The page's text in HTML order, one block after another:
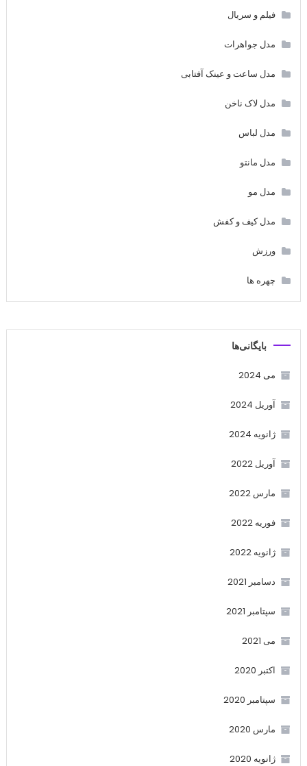
فیلم و سریال
مدل جواهرات
مدل ساعت و عینک آفتابی
مدل لاک ناخن
مدل لباس
مدل مانتو
مدل مو
مدل کیف و کفش
ورزش
چهره ها
بایگانی‌ها
می 2024
آوریل 2024
ژانویه 2024
آوریل 2022
مارس 2022
فوریه 2022
ژانویه 2022
دسامبر 2021
سپتامبر 2021
می 2021
اکتبر 2020
سپتامبر 2020
مارس 2020
ژانویه 2020